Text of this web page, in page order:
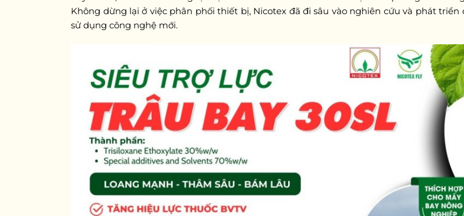
Không dừng lại ở việc phân phối thiết bị, Nicotex đã đi sâu vào nghiên cứu và phát
sử dụng công nghệ mới.